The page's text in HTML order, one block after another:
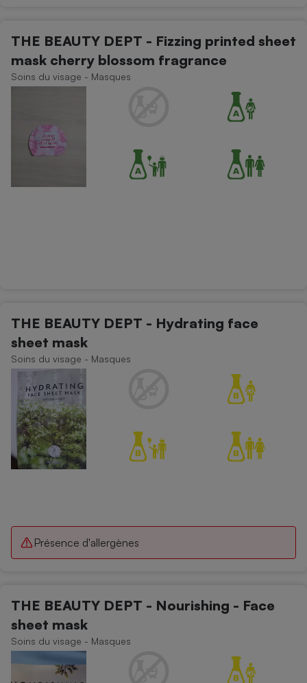
THE BEAUTY DEPT - Fizzing printed sheet
mask cherry blossom fragrance
Soins du visage - Masques
THE BEAUTY DEPT - Hydrating face
sheet mask
Soins du visage - Masques
Présence d'allergènes
THE BEAUTY DEPT - Nourishing - Face
sheet mask
Soins du visage - Masques